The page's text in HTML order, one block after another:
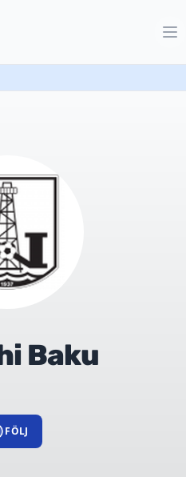
Baku
FÖLJ